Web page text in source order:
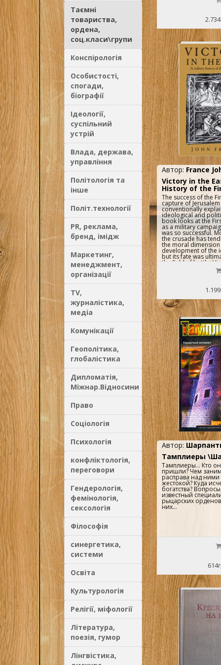
Таємні
товариства,
ордена,
соц.класи\групи
Конспірологія
Особистості,
спогади,
біографії
Ідеології,
суспільний
устрій
Влада, держава,
управління
Політологія та
інше
Політ.технології
PR, реклама,
бренд, імідж
Маркетинг,
менеджмент,
організації
TV,
журналістика,
медіа
Комунікації
Геополітика,
глобалістика
Дипломатія,
Міжнар.Відносини
Право
Соціологія
Психологія
конфліктологія,
переговори
Гендерологія,
фемінологія,
сексологія
Філософія
синергетика,
системи
Освіта
Культурологія
Релігії, міфології
Література,
поезія, гумор
Лінгвістика,
Автор: France
Victory in the
History of the
The success of the
capture of
conventionally
ideological and
book looks at the
as a military
was so successful.
the crusade has
the moral
development of the
but its fate was
the field of battle.
looks at the nature
the eleventh
in order to explain
success. It is the
taking into account
emphasising the
Автор:
Тамплиеры
Тамплиеры... Кто
пришли? Чем
расправа над ними
жестокой? Куда
богатства?
известный
рыцарских орденов
них...